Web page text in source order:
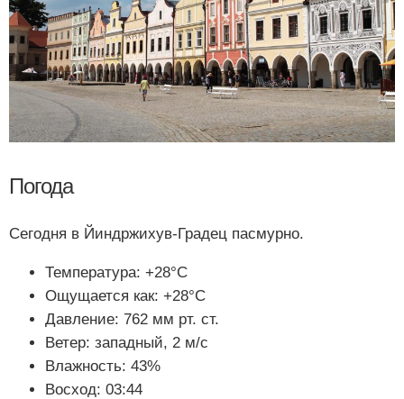
Погода
Сегодня в Йиндржихув-Градец пасмурно.
Температура: +28°C
Ощущается как: +28°C
Давление: 762 мм рт. ст.
Ветер: западный, 2 м/с
Влажность: 43%
Восход: 03:44